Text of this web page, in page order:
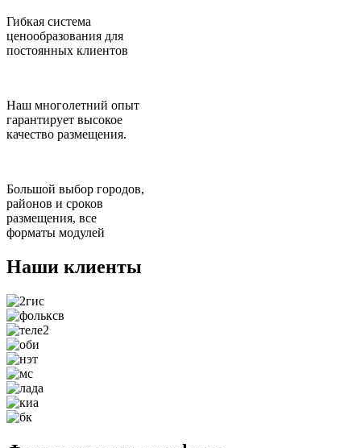
Гибкая система
ценообразования для
постоянных клиентов
Наш многолетний опыт
гарантирует высокое
качество размещения.
Большой выбор городов,
районов и сроков
размещения, все
форматы модулей
Наши клиенты